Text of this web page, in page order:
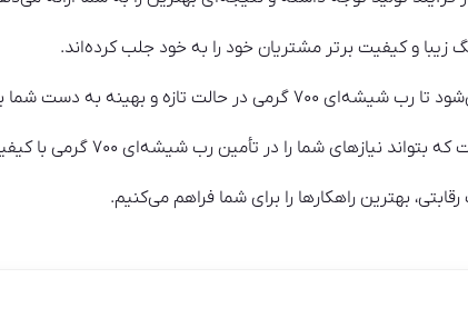
زیبا و کیفیت برتر مشتریان خود را به خود جلب کرده‌اند.
تازه و بهینه به دست شما برسد.
را در تأمین رب شیشه‌ای ۷۰۰ گرمی با کیفیت و حجم عمده برآورده کند.
رقابتی، بهترین راهکارها را برای شما فراهم می‌کنیم.